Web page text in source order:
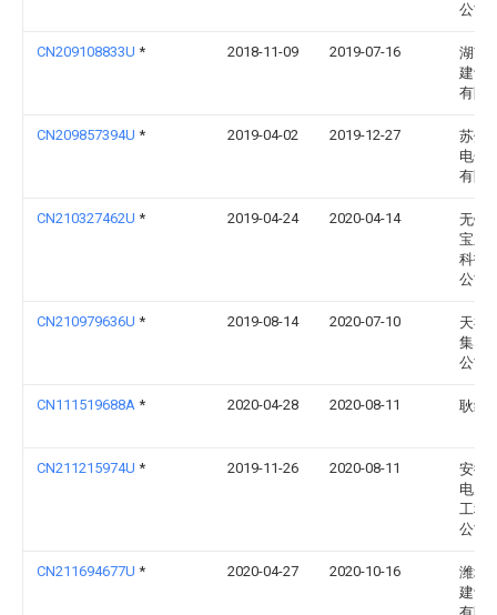
公司
CN209108833U * 2018-11-09 2019-07-16
湖南
建设
有限
CN209857394U * 2019-04-02 2019-12-27
苏州
电子
有限
CN210327462U * 2019-04-24 2020-04-14
无锡
宝新
科技
公司
CN210979636U * 2019-08-14 2020-07-10
天祥
集团
公司
CN111519688A * 2020-04-28 2020-08-11 耿纪
CN211215974U * 2019-11-26 2020-08-11
安徽
电力
工程
公司
CN211694677U * 2020-04-27 2020-10-16
潍坊
建设